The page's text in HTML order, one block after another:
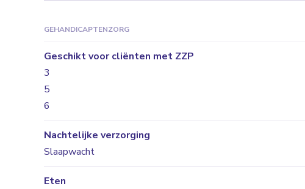
GEHANDICAPTENZORG
Geschikt voor cliënten met ZZP
3
5
6
Nachtelijke verzorging
Slaapwacht
Eten